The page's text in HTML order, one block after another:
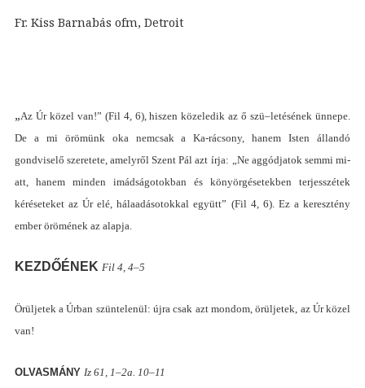
Fr. Kiss Barnabás ofm, Detroit
„Az Úr közel van!” (Fil 4, 6), hiszen közeledik az ő szü–letésének ünnepe.
De a mi örömünk oka nemcsak a Ka-rácsony, hanem Isten állandó
gondviselő szeretete, amelyről Szent Pál azt írja:
Ne aggódjatok semmi mi-
att, hanem minden imádságotokban és könyörgésetekben terjesszétek
kéréseteket az Úr elé, hálaadásotokkal együtt” (Fil 4, 6). Ez a keresztény
ember örömének az alapja.
KEZDŐÉNEK Fil 4, 4–5
Örüljetek a Úrban szüntelenül: újra csak azt mondom, örüljetek, az Úr közel
van!
OLVASMÁNY Iz 61, 1–2a. 10–11